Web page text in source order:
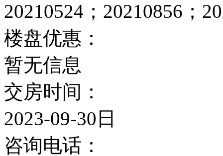
20210524；20210856；
楼盘优惠：
暂无信息
交房时间：
2023-09-30日
咨询电话：